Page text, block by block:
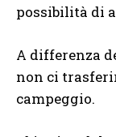
possibilità di
A differenza
non ci
campeggio.